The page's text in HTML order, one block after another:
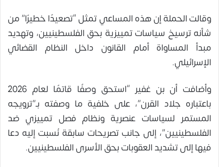
وقالت الحملة إن هذه المساعي تمثل “تصعيدًا خطيرًا” من
شأنه ترسيخ سياسات تمييزية بحق الفلسطينيين، وتهديد
مبدأ المساواة أمام القانون داخل النظام القضائي
الإسرائيلي.
وأضافت أن بن غفير “استحق وصفًا قاتمًا لعام 2026
باعتباره جلاد القرن”، على خلفية ما وصفته بـ”ترويجه
المستمر لسياسات عنصرية ونظام فصل تمييزي ضد
الفلسطينيين”، إلى جانب تصريحات سابقة نُسبت إليه دعا
فيها إلى تشديد العقوبات بحق الأسرى الفلسطينيين.